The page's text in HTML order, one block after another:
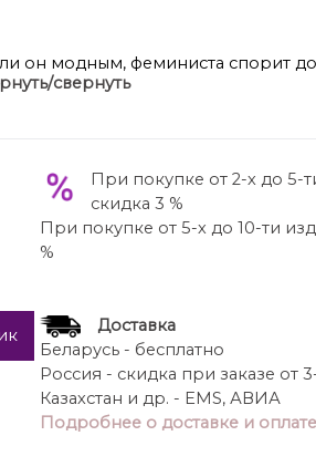
он модным, феминиста спорит
эти удобные комплекты
трикотажа ой, как сложно
этом вопросе – наше всё. Второе
свободную посадку и делает
и дорогой.
плеча, рукавом, расширенным
с застёжкой в боковом шве
молнию.
около 67 см.
с плечом около 74 см.
около 75 см.
свернуть
При покупке от 2-х до 5-
скидка 3 %
При покупке от 5-х до 10-ти
%
Доставка
Беларусь - бесплатно
Россия - скидка при заказе от
Казахстан и др. - EMS, АВИА
Подробнее о доставке и оплате